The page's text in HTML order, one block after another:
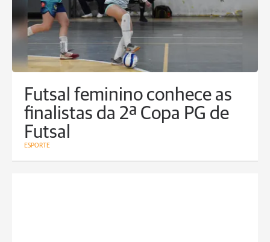
Futsal feminino conhece as
finalistas da 2ª Copa PG de
Futsal
ESPORTE